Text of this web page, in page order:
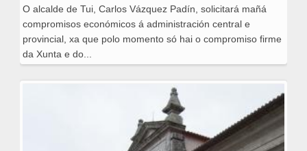
O alcalde de Tui, Carlos Vázquez Padín, solicitará mañá
compromisos económicos á administración central e
provincial, xa que polo momento só hai o compromiso firme
da Xunta e do...